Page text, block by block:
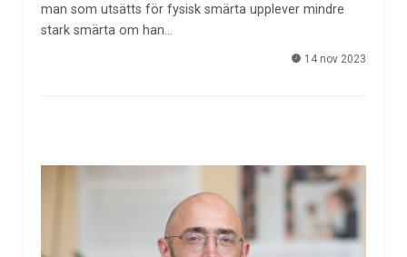
man som utsätts för fysisk smärta upplever mindre
stark smärta om han…
14 nov 2023